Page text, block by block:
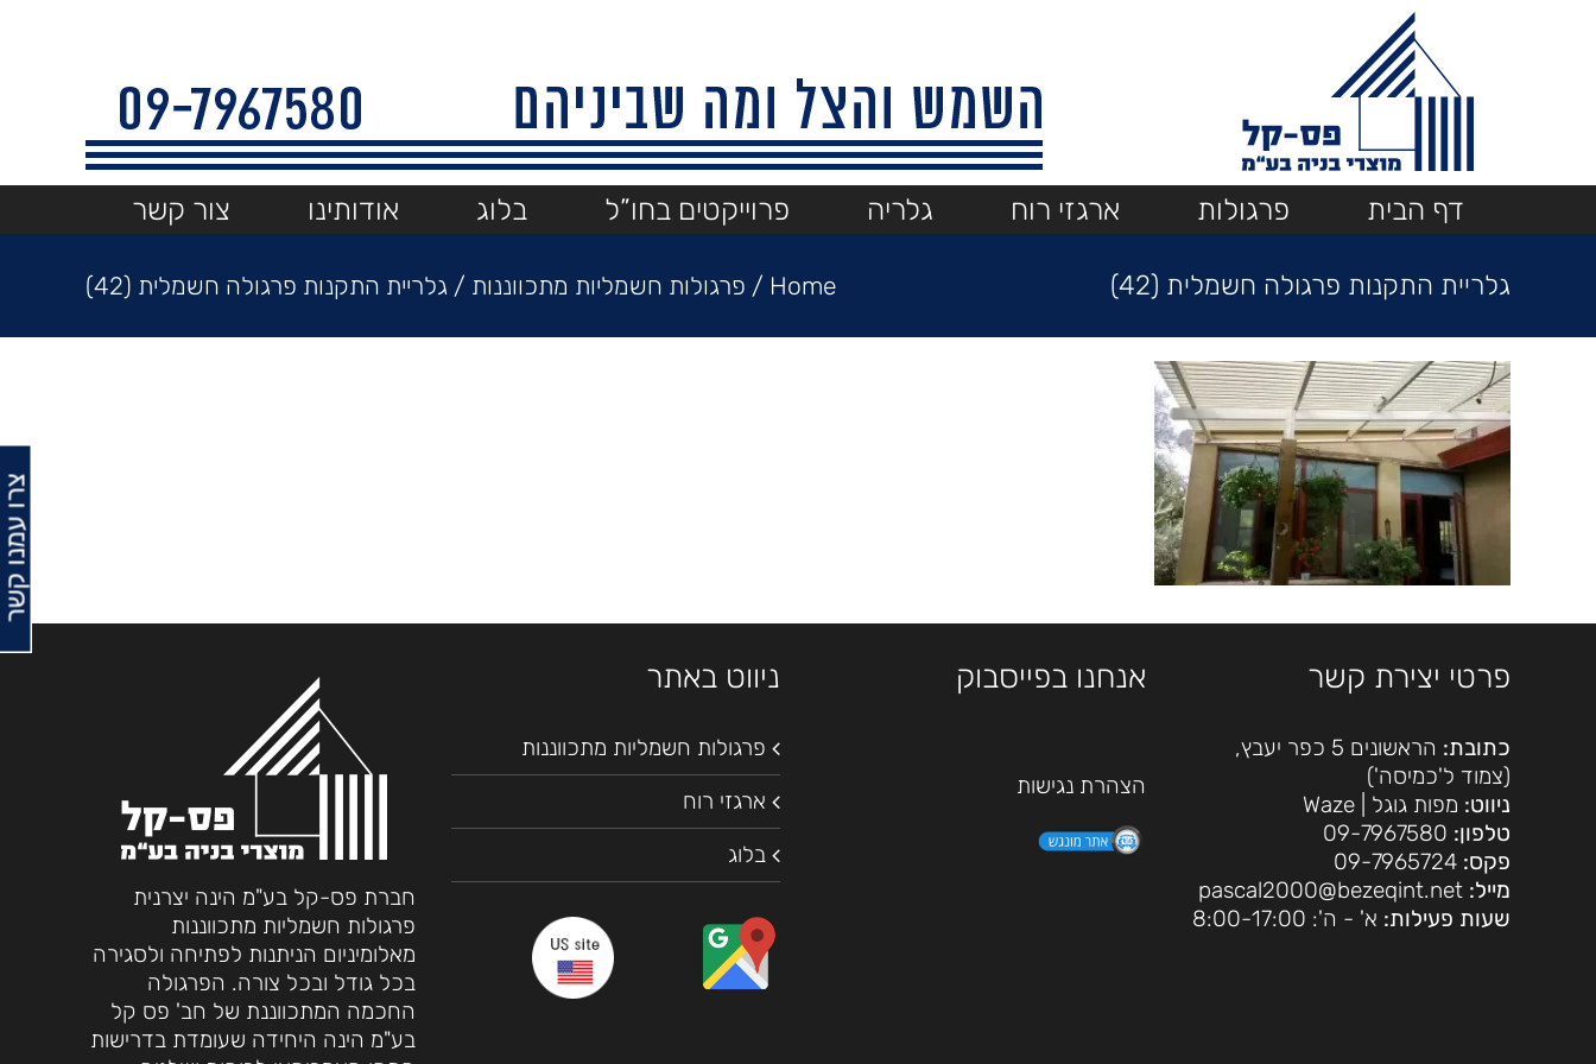
דף הבית פרגולות ארגזי רוח גלריה פרוייקטים בחו”ל בלוג אודותינו צור קשר
גלריית התקנות פרגולה חשמלית (42) Home
/ פרגולות חשמליות מתכווננות / גלריית התקנות פרגולה חשמלית (42)
פרטי יצירת קשר
כתובת:
הראשונים 5 כפר יעבץ,
(צמוד ל'כמיסה')
ניווט: מפות גוגל
Waze
טלפון: 09-7967580
פקס:
מייל: pascal2000@bezeqint.net
שעות פעילות: א' - ה': 8:00-17:00
אנחנו בפייסבוק
הצהרת נגישות
ניווט באתר
פרגולות חשמליות מתכווננות
ארגזי רוח
בלוג
חברת פס-קל בע"מ הינה יצרנית
פרגולות חשמליות מתכווננות
מאלומיניום הניתנות לפתיחה ולסגירה
בכל גודל ובכל צורה. הפרגולה
החכמה המתכווננת של חב' פס קל
בע"מ הינה היחידה שעומדת בדרישות
צרו